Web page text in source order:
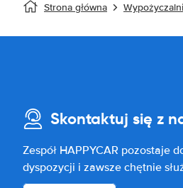
Strona główna
Skontaktuj się z
Zespół HAPPYCAR pozostaje
dyspozycji i zawsze chętnie